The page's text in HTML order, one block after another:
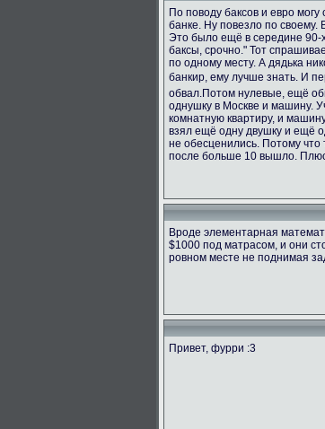
По поводу баксов и евро
банке. Ну повезло по своему.
Это было ещё в середине 90-
баксы, срочно." Тот
по одному месту. А дядька
банкир, ему лучше знать. И
обвал.Потом нулевые, ещё
однушку в Москве и машину.
комнатную квартиру, и
взял ещё одну двушку и ещё
не обесценились. Потому
после больше 10 вышло.
Вроде элементарная
$1000 под матрасом, и они
ровном месте не поднимая
Привет, фурри :3